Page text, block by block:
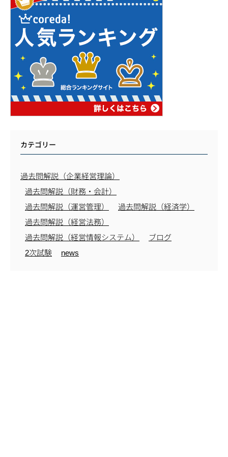
カテゴリー
過去問解説（企業経営理論）
過去問解説（財務・会計）
過去問解説（運営管理）
過去問解説（経済学）
過去問解説（経営法務）
過去問解説（経営情報システム）
ブログ
2次試験
news